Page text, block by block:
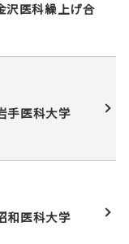
医科繰上げ合
手医科大学
和医科大学